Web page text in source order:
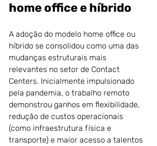
home office e híbrido
A adoção do modelo home office ou
híbrido se consolidou como uma das
mudanças estruturais mais
relevantes no setor de Contact
Centers. Inicialmente impulsionado
pela pandemia, o trabalho remoto
demonstrou ganhos em flexibilidade,
redução de custos operacionais
(como infraestrutura física e
transporte) e maior acesso a talentos